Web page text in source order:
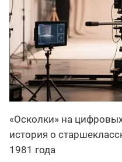
«Осколки» на
история о
1981 года